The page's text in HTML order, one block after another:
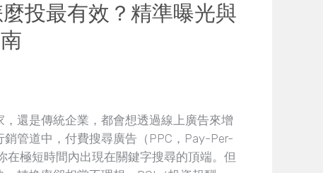
投最有效？精準曝光與
還是傳統企業，都會想透過線上廣告來增
管道中，付費搜尋廣告（PPC，Pay-Per-
在極短時間內出現在關鍵字搜尋的頂端。但